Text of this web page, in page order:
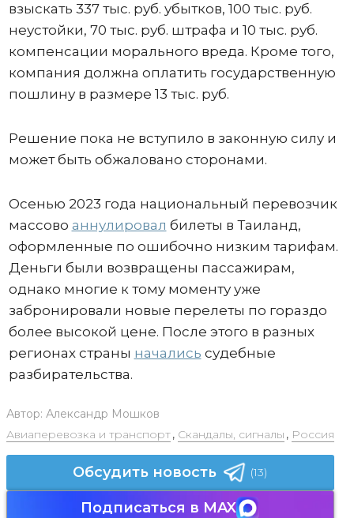
взыскать 337 тыс. руб. убытков, 100 тыс. руб.
неустойки, 70 тыс. руб. штрафа и 10 тыс. руб.
компенсации морального вреда. Кроме того,
компания должна оплатить государственную
пошлину в размере 13 тыс. руб.
Решение пока не вступило в законную силу и
может быть обжаловано сторонами.
Осенью 2023 года национальный перевозчик
массово аннулировал билеты в Таиланд,
оформленные по ошибочно низким тарифам.
Деньги были возвращены пассажирам,
однако многие к тому моменту уже
забронировали новые перелеты по гораздо
более высокой цене. После этого в разных
регионах страны начались судебные
разбирательства.
Автор: Александр Мошков
Авиаперевозка и транспорт, Скандалы, сигналы , Россия
Обсудить новость (13)
Подписаться в MAX